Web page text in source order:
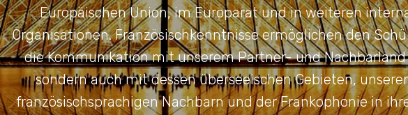
Europäischen Union, im Europarat und in weiteren
Organisationen. Französischkenntnisse ermöglichen den
die Kommunikation mit unserem Partner- und Nachbarland
sondern auch mit dessen überseeischen Gebieten,
französischsprachigen Nachbarn und der Frankophonie in